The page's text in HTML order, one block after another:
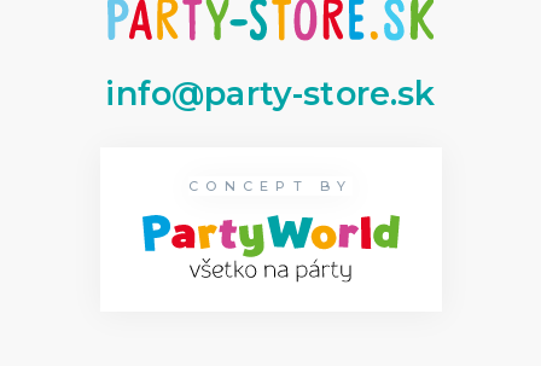
info@party-store.sk
CONCEPT BY